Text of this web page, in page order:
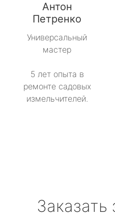
Антон
Петренко
Универсальный
мастер
5 лет опыта в
ремонте садовых
измельчителей.
Заказать